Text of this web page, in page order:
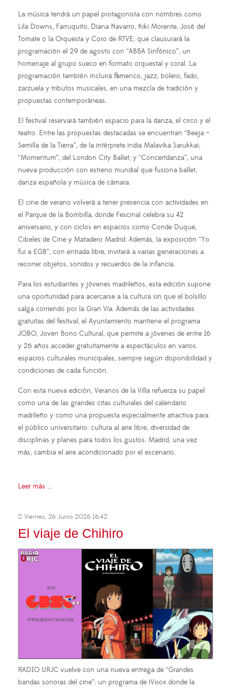
La música tendrá un papel protagonista con nombres como
Lila Downs, Farruquito, Diana Navarro, Kiki Morente, José del
Tomate o la Orquesta y Coro de RTVE, que clausurará la
programación el 29 de agosto con “ABBA Sinfónico”, un
homenaje al grupo sueco en formato orquestal y coral. La
programación también incluirá flamenco, jazz, bolero, fado,
zarzuela y tributos musicales, en una mezcla de tradición y
propuestas contemporáneas.
El festival reservará también espacio para la danza, el circo y el
teatro. Entre las propuestas destacadas se encuentran “Beeja –
Semilla de la Tierra”, de la intérprete india Malavika Sarukkai;
“Momentum”, del London City Ballet; y “Concertdanza”, una
nueva producción con estreno mundial que fusiona ballet,
danza española y música de cámara.
El cine de verano volverá a tener presencia con actividades en
el Parque de la Bombilla, donde Fescinal celebra su 42
aniversario, y con ciclos en espacios como Conde Duque,
Cibeles de Cine y Matadero Madrid. Además, la exposición “Yo
fui a EGB”, con entrada libre, invitará a varias generaciones a
recorrer objetos, sonidos y recuerdos de la infancia.
Para los estudiantes y jóvenes madrileños, esta edición supone
una oportunidad para acercarse a la cultura sin que el bolsillo
salga corriendo por la Gran Vía. Además de las actividades
gratuitas del festival, el Ayuntamiento mantiene el programa
JOBO, Joven Bono Cultural, que permite a jóvenes de entre 16
y 26 años acceder gratuitamente a espectáculos en varios
espacios culturales municipales, siempre según disponibilidad y
condiciones de cada función.
Con esta nueva edición, Veranos de la Villa refuerza su papel
como una de las grandes citas culturales del calendario
madrileño y como una propuesta especialmente atractiva para
el público universitario: cultura al aire libre, diversidad de
disciplinas y planes para todos los gustos. Madrid, una vez
más, cambia el aire acondicionado por el escenario.
Leer más ...
Viernes, 26 Junio 2026 16:42
El viaje de Chihiro
RADIO URJC vuelve con una nueva entrega de “Grandes
bandas sonoras del cine”: un programa de iVoox donde la